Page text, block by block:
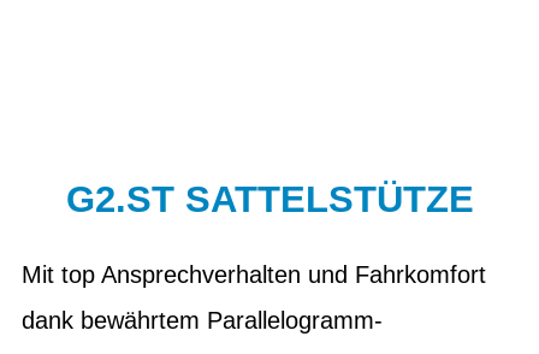
G2.ST SATTELSTÜTZE
Mit top Ansprechverhalten und Fahrkomfort
dank bewährtem Parallelogramm-